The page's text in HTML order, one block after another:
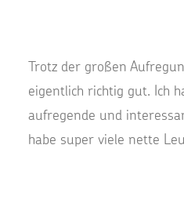
Trotz der großen
eigentlich richtig gut. Ich
aufregende und
habe super viele nette